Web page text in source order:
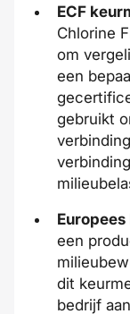
ECF
Chlorine
om
een
gebruikt
een
dit
bedrijf